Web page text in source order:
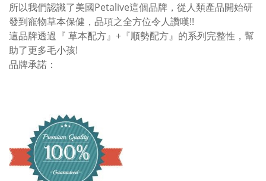
所以我們認識了美國Petalive這個品牌，從人類產品開始研
發到寵物草本保健，品項之全方位令人讚嘆!!
這品牌透過『 草本配方』+『順勢配方』的系列完整性，幫
助了更多毛小孩!
品牌承諾：